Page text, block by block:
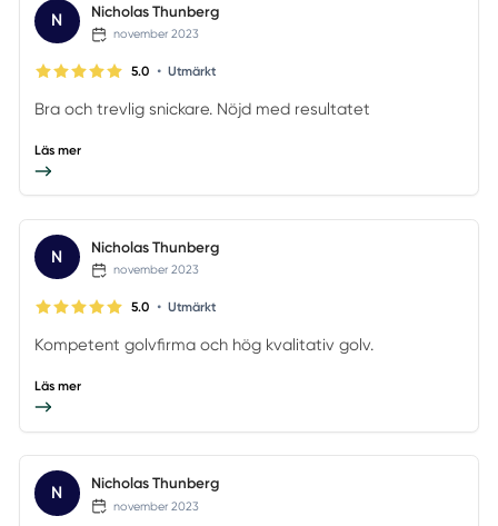
N Nicholas Thunberg
november 2023
5.0 • Utmärkt
Bra och trevlig snickare. Nöjd med resultatet
Läs mer
N Nicholas Thunberg
november 2023
5.0 • Utmärkt
Kompetent golvfirma och hög kvalitativ golv.
Läs mer
N Nicholas Thunberg
november 2023